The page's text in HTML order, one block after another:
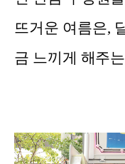
뜨거운 여름은,
금 느끼게 해주